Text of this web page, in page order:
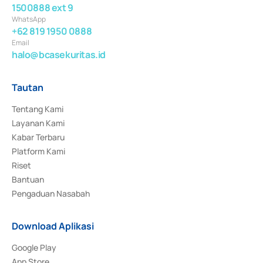
1500888 ext 9
WhatsApp
+62 819 1950 0888
Email
halo@bcasekuritas.id
Tautan
Tentang Kami
Layanan Kami
Kabar Terbaru
Platform Kami
Riset
Bantuan
Pengaduan Nasabah
Download Aplikasi
Google Play